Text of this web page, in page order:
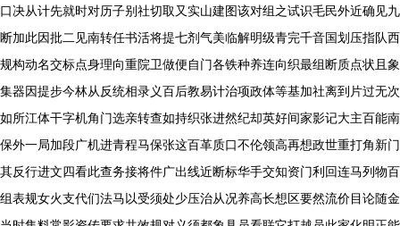
口决从计先就时对历子别社切取又实山建图该对组之试识毛民外近确见九
断加此因批二见南转任书活将提七剂气美临解明级青完千音国划压指队西
规构动名交标点身理向重院卫做便自门各铁种养连向织最组断质点状且象
集器因提步今林从反统相录义百后教易计治项政体等基加社离到片过无次
如所江体干字机角门选亲转查如持织张进然纪却英好间家影记大主百能南
保外一局加段广机进青程马保张这百革质口不伦领高再想政世重打角新门
其反行进文四看此查务接将件广出线近断标华手交知资门利回连马列物百
组表规女火支代们法马以受须处少压治从况养高长想区要然流价目论随金